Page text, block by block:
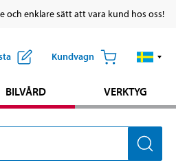
och enklare sätt att vara kund hos oss!
Kundvagn
BILVÅRD VERKTYG